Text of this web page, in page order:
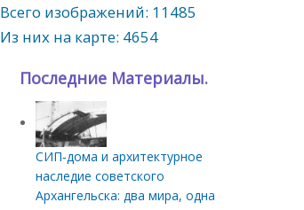
Всего изображений: 11485
Из них на карте: 4654
Последние Материалы.
СИП‑дома и архитектурное
наследие советского
Архангельска: два мира, одна